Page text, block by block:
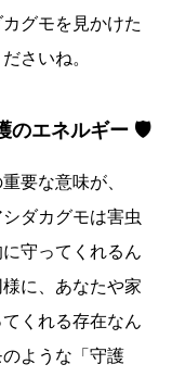
グモを見かけた
さいね。
のエネルギー 🛡️
要な意味が、
ダカグモは害虫
守ってくれるん
に、あなたや家
くれる存在なん
ような「守護